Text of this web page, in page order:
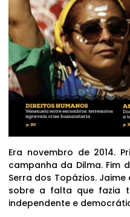
Era novembro de 2014.
campanha da Dilma. Fim
Serra dos Topázios.
sobre a falta que fazia
independente e